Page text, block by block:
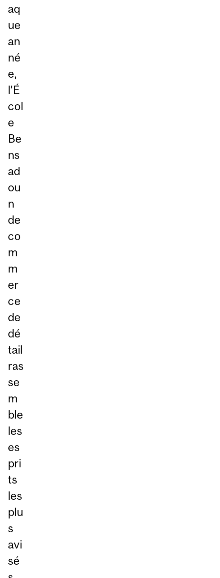
aq
ue
an
né
e,
l’É
col
e
Be
ns
ad
ou
n
de
co
m
m
er
ce
de
dé
tail
ras
se
m
ble
les
es
pri
ts
les
plu
s
avi
sé